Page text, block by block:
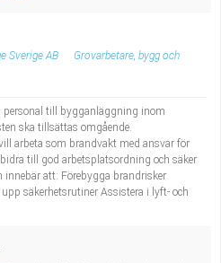
Medicinsk
Sverige AB
Grovarbetare, bygg och
personal till bygganläggning inom
ska tillsättas omgående.
arbeta som brandvakt med ansvar för
till god arbetsplatsordning och säker
att: Förebygga brandrisker
säkerhetsrutiner Assistera i lyft- och